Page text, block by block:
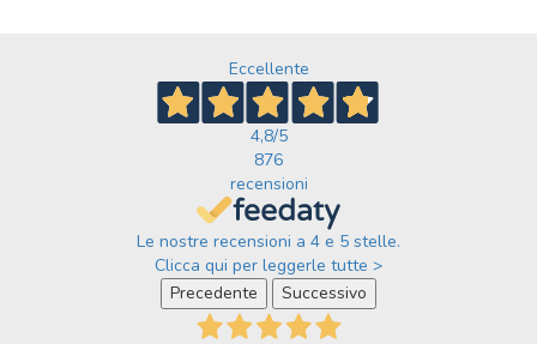
Eccellente
4,8/5
876
recensioni
Le nostre recensioni a 4 e 5 stelle.
Clicca qui per leggerle tutte >
Precedente
Successivo